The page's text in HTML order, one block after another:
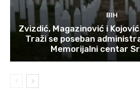
BIH
Zvizdić, Magazinović i
Traži se poseban
Memorijalni centar